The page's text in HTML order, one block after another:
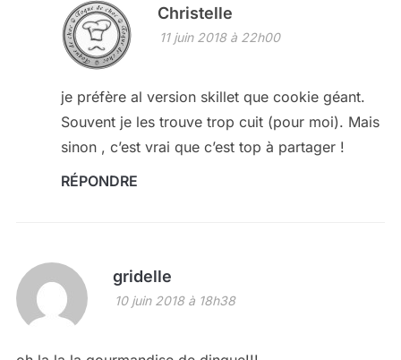
Christelle
11 juin 2018 à 22h00
je préfère al version skillet que cookie géant.
Souvent je les trouve trop cuit (pour moi). Mais
sinon , c’est vrai que c’est top à partager !
RÉPONDRE
gridelle
10 juin 2018 à 18h38